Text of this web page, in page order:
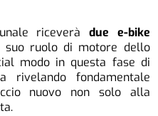
riceverà due e-bike
suo ruolo di motore dello
modo in questa fase di
fondamentale
nuovo non solo alla